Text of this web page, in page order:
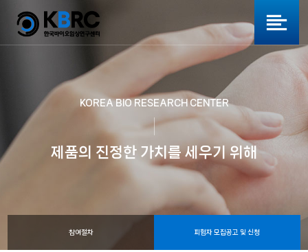
KOREA BIO RESEARCH CENTER
제품의 진정한 가치를 세우기 위해
참여절차 피험자 모집공고 및 신청